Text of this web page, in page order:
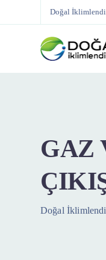
Doğal
GAZ
Doğal